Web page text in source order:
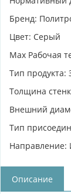
Бренд:
Цвет: Серый
Max Рабочая
Тип продукта:
Толщина
Внешний
Тип
Направление:
Описание